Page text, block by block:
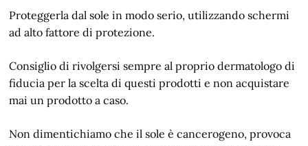
Proteggerla dal sole in modo serio, utilizzando schermi
ad alto fattore di protezione.
Consiglio di rivolgersi sempre al proprio dermatologo di
fiducia per la scelta di questi prodotti e non acquistare
mai un prodotto a caso.
Non dimentichiamo che il sole è cancerogeno, provoca